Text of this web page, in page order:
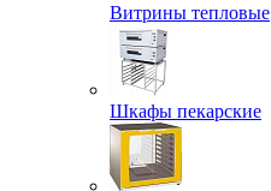
Витрины тепловые
Шкафы пекарские